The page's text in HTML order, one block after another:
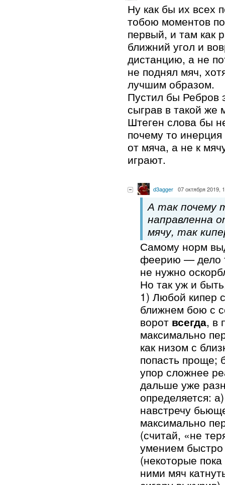
Ну как бы их всех
тобою моментов
первый, и там как
ближний угол и
дистанцию, а не
не поднял мяч,
лучшим образом.
Пустил бы Ребров
сыграв в такой же
Штеген слова бы
почему то
от мяча, а не к
играют.
d3agger 07 октября 2019,
А так почему
направленна
мячу, так
Самому норм
феерию — дело
не нужно
Но так уж и
1) Любой кипер
ближнем бою с
ворот всегда, в
максимально
как низом с
попасть проще;
упор сложнее
дальше уже
определяется:
навстречу
максимально
(считай, «не
умением быстро
(некоторые
ними мяч